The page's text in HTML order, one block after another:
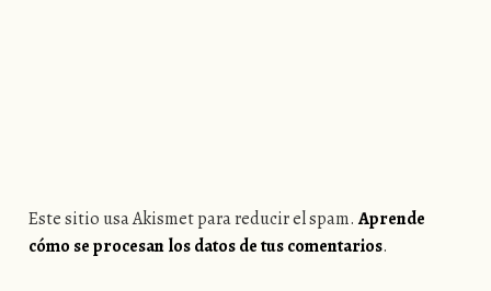
Este sitio usa Akismet para reducir el spam.Aprende
cómo se procesan los datos de tus comentarios.